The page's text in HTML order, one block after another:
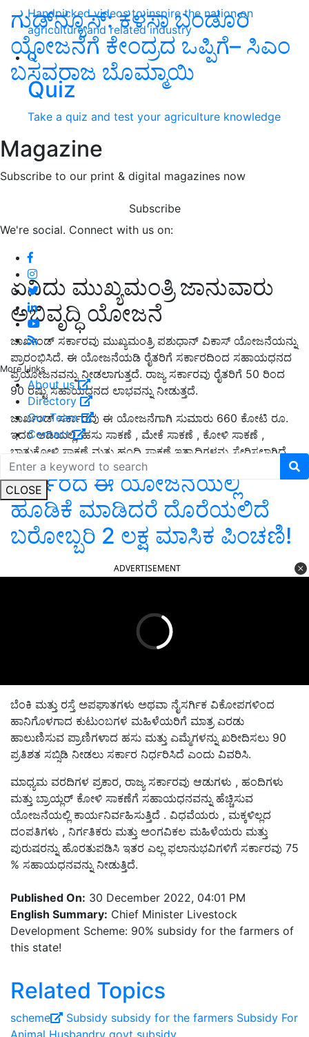
Handpicked videos to inspire the nation on
agriculture and related industry
Quiz
Take a quiz and test your agriculture knowledge
Magazine
Subscribe to our print & digital magazines now
Subscribe
We're social. Connect with us on:
More Links
About us
Directory
Our Team
Contact
CLOSE
ಗುಡ್‌ನ್ಯೂಸ್‌: ಕಳಸಾ ಬಂಡೂರಿ
ಯೋಜನೆಗೆ ಕೇಂದ್ರದ ಒಪ್ಪಿಗೆ– ಸಿಎಂ
ಬಸವರಾಜ ಬೊಮ್ಮಾಯಿ
ಏನಿದು ಮುಖ್ಯಮಂತ್ರಿ ಜಾನುವಾರು
ಅಭಿವೃದ್ಧಿ ಯೋಜನೆ
ಜಾರ್ಖಂಡ್ ಸರ್ಕಾರವು ಮುಖ್ಯಮಂತ್ರಿ ಪಶುಧಾನ್ ವಿಕಾಸ್ ಯೋಜನೆಯನ್ನು
ಪ್ರಾರಂಭಿಸಿದೆ. ಈ ಯೋಜನೆಯಡಿ ರೈತರಿಗೆ ಸರ್ಕಾರದಿಂದ ಸಹಾಯಧನದ
ಪ್ರಯೋಜನವನ್ನು ನೀಡಲಾಗುತ್ತದೆ. ರಾಜ್ಯ ಸರ್ಕಾರವು ರೈತರಿಗೆ 50 ರಿಂದ
90 ರಷ್ಟು ಸಹಾಯಧನದ ಲಾಭವನ್ನು ನೀಡುತ್ತದೆ.
ಜಾರ್ಖಂಡ್ ಸರ್ಕಾರವು ಈ ಯೋಜನೆಗಾಗಿ ಸುಮಾರು 660 ಕೋಟಿ ರೂ.
ಇದರ ಅಡಿಯಲ್ಲಿ, ಹಸು ಸಾಕಣೆ , ಮೇಕೆ ಸಾಕಣೆ , ಕೋಳಿ ಸಾಕಣೆ ,
ಬಾತುಕೋಳಿ ಸಾಕಣೆ ಮತ್ತು ಹಂದಿ ಸಾಕಣೆ ಇತ್ಯಾದಿಗಳನ್ನು ಸೇರಿಸಲಾಗಿದೆ.
ಸರ್ಕಾರದ ಈ ಯೋಜನೆಯಲ್ಲಿ
ಹೂಡಿಕೆ ಮಾಡಿದರೆ ದೊರೆಯಲಿದೆ
ಬರೋಬ್ಬರಿ 2 ಲಕ್ಷ ಮಾಸಿಕ ಪಿಂಚಣಿ!
ADVERTISEMENT
ಬೆಂಕಿ ಮತ್ತು ರಸ್ತೆ ಅಪಘಾತಗಳು ಅಥವಾ ನೈಸರ್ಗಿಕ ವಿಕೋಪಗಳಿಂದ
ಹಾನಿಗೊಳಗಾದ ಕುಟುಂಬಗಳ ಮಹಿಳೆಯರಿಗೆ ಮಾತ್ರ ಎರಡು
ಹಾಲುಣಿಸುವ ಪ್ರಾಣಿಗಳಾದ ಹಸು ಮತ್ತು ಎಮ್ಮೆಗಳನ್ನು ಖರೀದಿಸಲು 90
ಪ್ರತಿಶತ ಸಬ್ಸಿಡಿ ನೀಡಲು ಸರ್ಕಾರ ನಿರ್ಧರಿಸಿದೆ ಎಂದು ವಿವರಿಸಿ.
ಮಾಧ್ಯಮ ವರದಿಗಳ ಪ್ರಕಾರ, ರಾಜ್ಯ ಸರ್ಕಾರವು ಆಡುಗಳು , ಹಂದಿಗಳು
ಮತ್ತು ಬ್ರಾಯ್ಲರ್ ಕೋಳಿ ಸಾಕಣೆಗೆ ಸಹಾಯಧನವನ್ನು ಹೆಚ್ಚಿಸುವ
ಯೋಜನೆಯಲ್ಲಿ ಕಾರ್ಯನಿರ್ವಹಿಸುತ್ತಿದೆ . ವಿಧವೆಯರು , ಮಕ್ಕಳಿಲ್ಲದ
ದಂಪತಿಗಳು , ನಿರ್ಗತಿಕರು ಮತ್ತು ಅಂಗವಿಕಲ ಮಹಿಳೆಯರು ಮತ್ತು
ಪುರುಷರನ್ನು ಹೊರತುಪಡಿಸಿ ಇತರ ಎಲ್ಲ ಫಲಾನುಭವಿಗಳಿಗೆ ಸರ್ಕಾರವು 75
% ಸಹಾಯಧನವನ್ನು ನೀಡುತ್ತಿದೆ.
Published On: 30 December 2022, 04:01 PM
English Summary: Chief Minister Livestock
Development Scheme: 90% subsidy for the farmers of
this state!
Related Topics
scheme Subsidy subsidy for the farmers Subsidy For